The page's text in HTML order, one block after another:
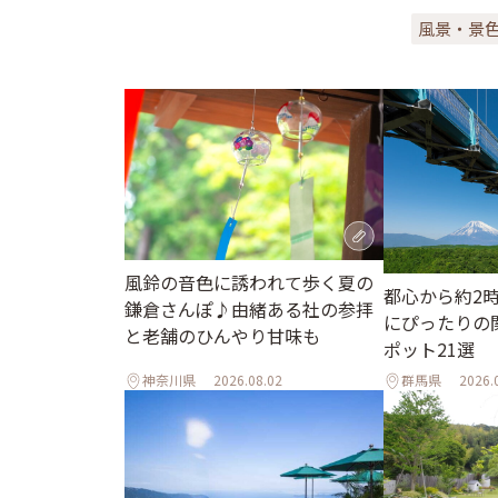
風景・景
風鈴の音色に誘われて歩く夏の
鎌倉さんぽ♪由緒ある社の参拝
と老舗のひんやり甘味も
神奈川県 2026.08.02
都心から約2
にぴったり
ポット21選
群馬県